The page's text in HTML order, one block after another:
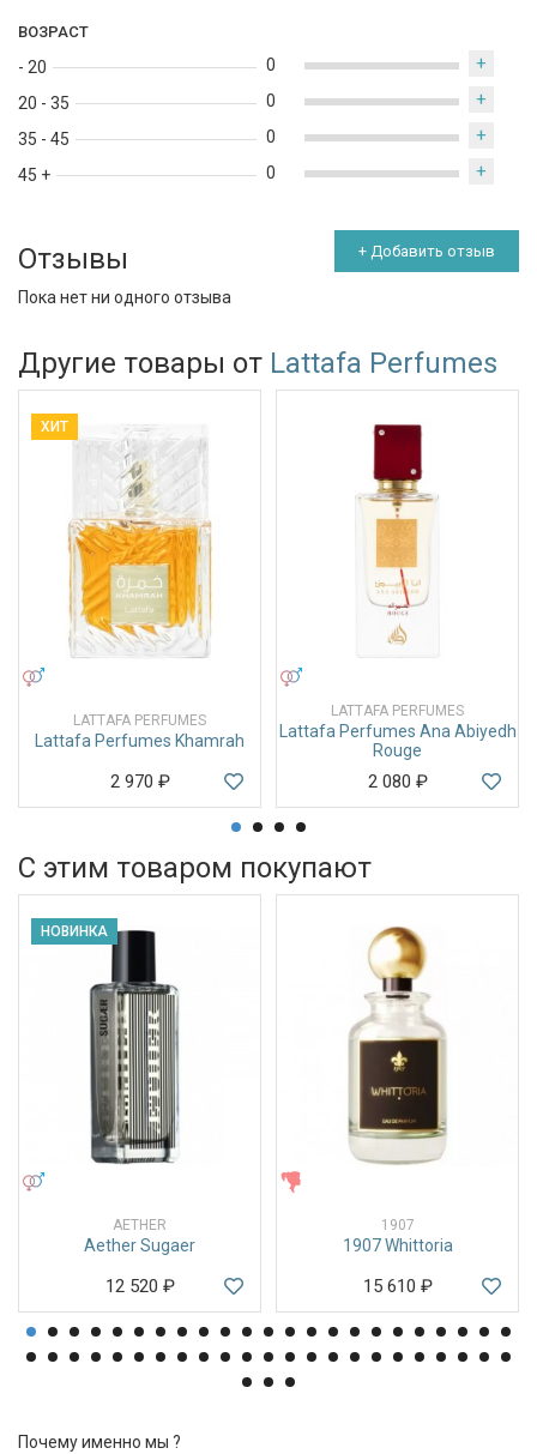
ВОЗРАСТ
- 20
20 - 35
35 - 45
45 +
0 +
0 +
0 +
0 +
Отзывы + Добавить отзыв
Пока нет ни одного отзыва
Другие товары от Lattafa Perfumes
ХИТ
LATTAFA PERFUMES
Lattafa Perfumes Khamrah
2 970 ₽
LATTAFA PERFUMES
Lattafa Perfumes Ana Abiyedh
Rouge
2 080 ₽
С этим товаром покупают
НОВИНКА
AETHER
Aether Sugaer
12 520 ₽
1907
1907 Whittoria
15 610 ₽
Почему именно мы ?